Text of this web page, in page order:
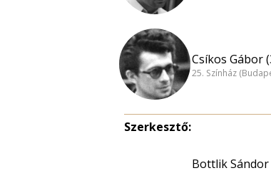
Csíkos Gábor
25. Színház
Szerkesztő:
Bottlik Sándor